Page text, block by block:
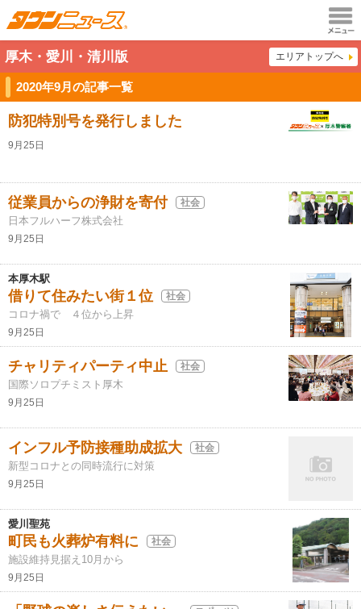
メニュ
ー
厚木・愛川・清川版 エリアトップへ
2020年9月の記事一覧
防犯特別号を発行しました
9月25日
従業員からの浄財を寄付 社会
日本フルハーフ株式会社
9月25日
本厚木駅
借りて住みたい街１位 社会
コロナ禍で ４位から上昇
9月25日
チャリティパーティ中止 社会
国際ソロプチミスト厚木
9月25日
インフル予防接種助成拡大 社会
新型コロナとの同時流行に対策
9月25日
愛川聖苑
町民も火葬炉有料に 社会
施設維持見据え10月から
9月25日